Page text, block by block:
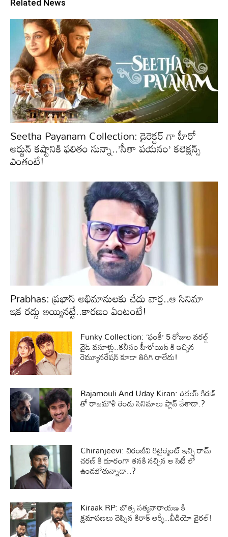
Related News
Seetha Payanam Collection: డైరెక్టర్ గా హీరో
అర్జున్ కష్టానికి ఫలితం సున్నా..’సీతా పయనం’ కలెక్షన్స్
ఎంతంటే!
Prabhas: ప్రభాస్ అభిమానులకు చేదు వార్త..ఆ సినిమా
ఇక రద్దు అయ్యినట్టే..కారణం ఏంటంటే!
Funky Collection: ‘ఫంకీ’ 5 రోజుల వరల్డ్
వైడ్ వసూళ్లు..కనీసం హీరోయిన్ కి ఇచ్చిన
రెమ్యూనరేషన్ కూడా తిరిగి రాలేదు!
Rajamouli And Uday Kiran: ఉదయ్ కిరణ్
తో రాజమౌళి రెండు సినిమాలు ప్లాన్ చేశాడా.?
Chiranjeevi: చిరంజీవి రిటైర్మెంట్ ఇచ్చి రామ్
చరణ్ కి దూరంగా తనకి నచ్చిన ఆ సిటీ లో
ఉండబోతున్నాడా..?
Kiraak RP: బొత్స సత్యనారాయణ కి
క్షమాపణలు చెప్పిన కిరాక్ ఆర్ఫీ..వీడియో వైరల్!